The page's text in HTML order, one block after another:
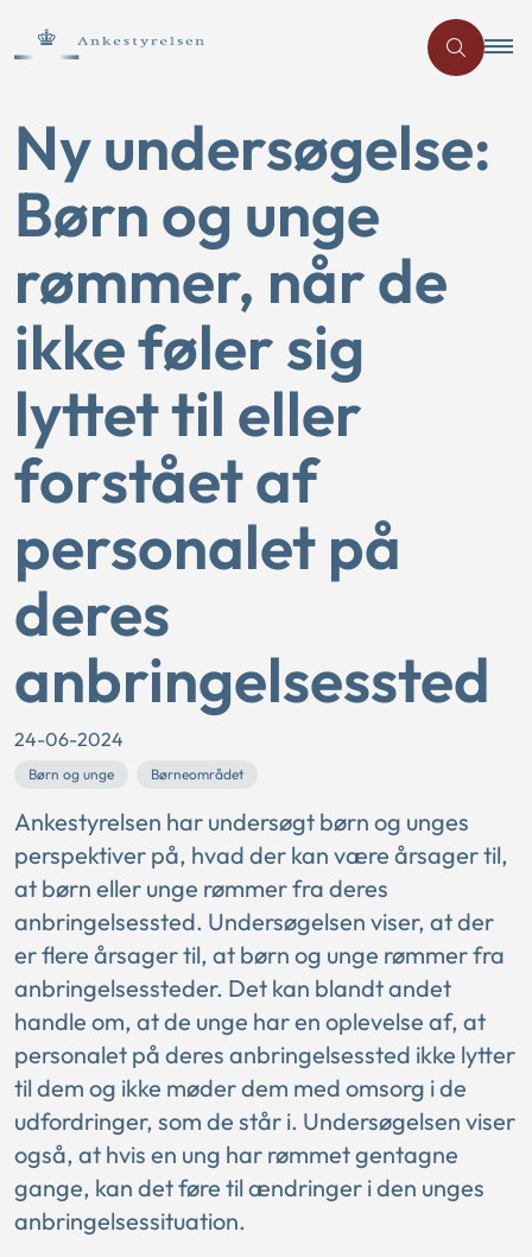
Ny undersøgelse:
Børn og unge
rømmer, når de
ikke føler sig
lyttet til eller
forstået af
personalet på
deres
anbringelsessted
24-06-2024
Børn og unge Børneområdet
Ankestyrelsen har undersøgt børn og unges
perspektiver på, hvad der kan være årsager til,
at børn eller unge rømmer fra deres
anbringelsessted. Undersøgelsen viser, at der
er flere årsager til, at børn og unge rømmer fra
anbringelsessteder. Det kan blandt andet
handle om, at de unge har en oplevelse af, at
personalet på deres anbringelsessted ikke lytter
til dem og ikke møder dem med omsorg i de
udfordringer, som de står i. Undersøgelsen viser
også, at hvis en ung har rømmet gentagne
gange, kan det føre til ændringer i den unges
anbringelsessituation.